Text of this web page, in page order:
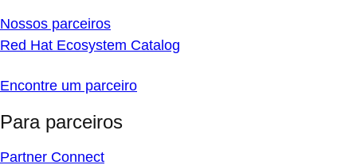
Nossos parceiros
Red Hat Ecosystem Catalog
Encontre um parceiro
Para parceiros
Partner Connect